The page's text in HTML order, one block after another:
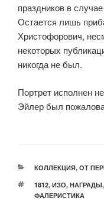
праздников в
Остается лишь
Христофорович,
некоторых
никогда не был.
Портрет исполнен
Эйлер был
РУБРИКИ
КОЛЛЕКЦИЯ, ОТ
МЕТКИ
1812, ИЗО, НАГРАДЫ,
ФАЛЕРИСТИКА